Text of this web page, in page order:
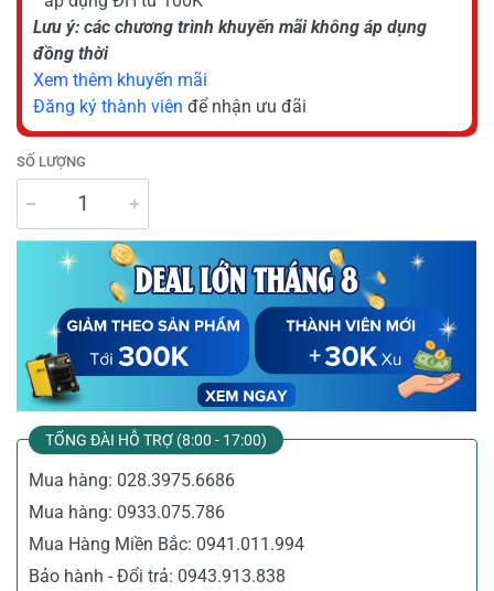
Lưu ý: các chương trình khuyến mãi không áp dụng
đồng thời
Xem thêm khuyến mãi
Đăng ký thành viên để nhận ưu đãi
SỐ LƯỢNG
TỔNG ĐÀI HỖ TRỢ (8:00 - 17:00)
Mua hàng: 028.3975.6686
Mua hàng: 0933.075.786
Mua Hàng Miền Bắc: 0941.011.994
Bảo hành - Đổi trả: 0943.913.838